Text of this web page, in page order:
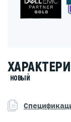
НОВЫЙ